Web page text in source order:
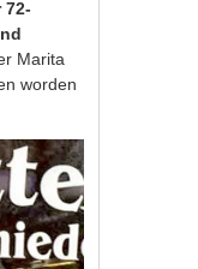
72-
Marita
worden